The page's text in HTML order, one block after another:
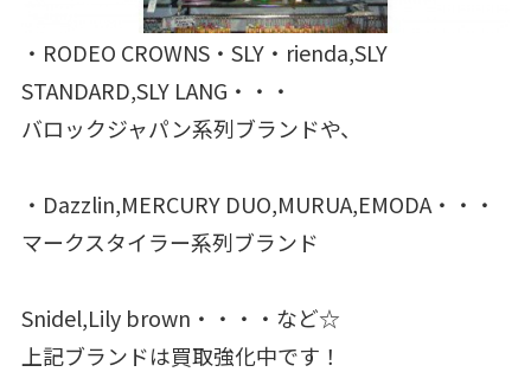
・RODEO CROWNS・SLY・rienda,SLY
STANDARD,SLY LANG・・・
バロックジャパン系列ブランドや、
・Dazzlin,MERCURY DUO,MURUA,EMODA・・・
マークスタイラー系列ブランド
Snidel,Lily brown・・・・など☆
上記ブランドは買取強化中です！